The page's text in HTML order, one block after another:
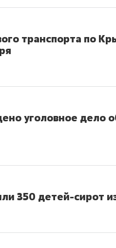
транспорта по
уголовное дело
350 детей-сирот